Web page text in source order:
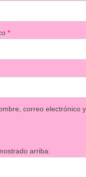
*
correo electrónico
arriba: